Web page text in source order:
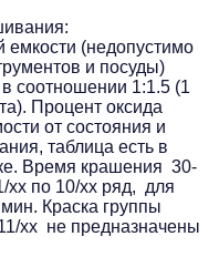
емкости (недопустимо
и посуды)
в соотношении 1:1.5 (1
Процент оксида
от состояния и
таблица есть в
Время крашения 30-
хх по 10/хх ряд, для
Краска группы
хх не предназначены